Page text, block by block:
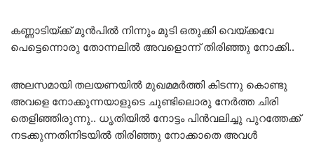
കണ്ണാടിയ്ക്ക് മുൻപിൽ നിന്നും മുടി ഒതുക്കി വെയ്ക്കവേ
പെട്ടെന്നൊരു തോന്നലിൽ അവളൊന്ന് തിരിഞ്ഞു നോക്കി..
അലസമായി തലയണയിൽ മുഖമമർത്തി കിടന്നു കൊണ്ടു
അവളെ നോക്കുന്നയാളുടെ ചുണ്ടിലൊരു നേർത്ത ചിരി
തെളിഞ്ഞിരുന്നു.. ധൃതിയിൽ നോട്ടം പിൻവലിച്ചു പുറത്തേക്ക്
നടക്കുന്നതിനിടയിൽ തിരിഞ്ഞു നോക്കാതെ അവൾ